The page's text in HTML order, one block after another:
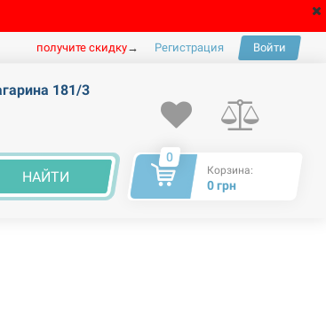
получите скидку→ Регистрация Войти
181/3
НАЙТИ
0
Корзина:
0 грн